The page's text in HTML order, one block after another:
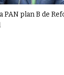
PAN plan B de